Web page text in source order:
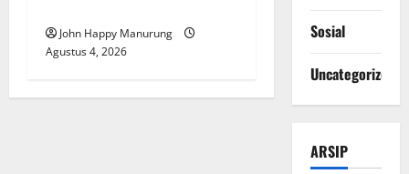
John Happy Manurung
Agustus 4, 2026
Sosial
Uncategorized
ARSIP